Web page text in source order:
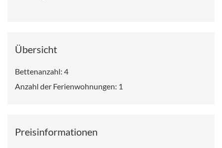
Übersicht
Bettenanzahl: 4
Anzahl der Ferienwohnungen: 1
Preisinformationen